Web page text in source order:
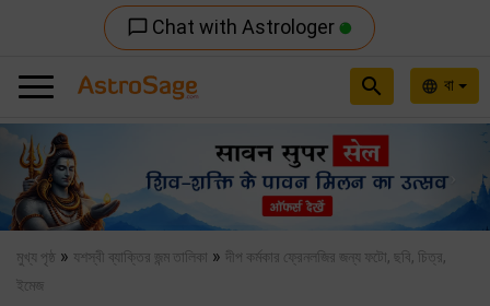
chat_bubble_outline Chat with Astrologer
language বা
search
Previous
মুখ্য পৃষ্ঠ » যশস্বী ব্যাক্তির জন্ম তালিকা » দীপ কর্মকার ফ্রেনলজির জন্য ফটো, ছবি, চিত্র,
ইমেজ